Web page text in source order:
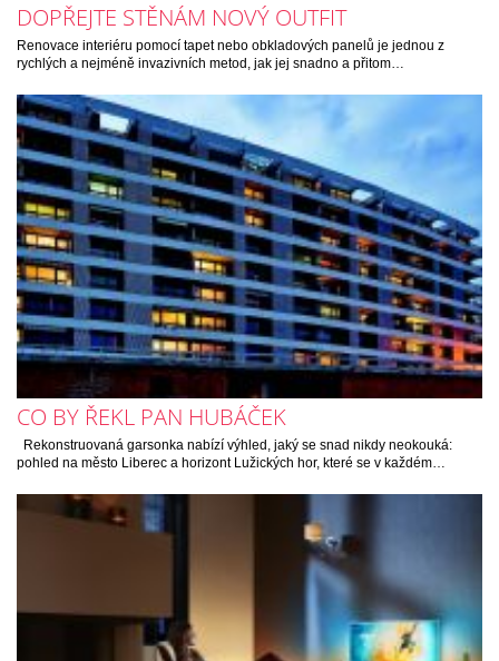
DOPŘEJTE STĚNÁM NOVÝ OUTFIT
Renovace interiéru pomocí tapet nebo obkladových panelů je jednou z
rychlých a nejméně invazivních metod, jak jej snadno a přitom…
CO BY ŘEKL PAN HUBÁČEK
Rekonstruovaná garsonka nabízí výhled, jaký se snad nikdy neokouká:
pohled na město Liberec a horizont Lužických hor, které se v každém…